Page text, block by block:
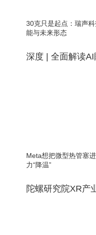
30克只是起点：瑞声
能与未来形态
深度 | 全面解读AI
Meta想把微型热管塞
力“降温”
陀螺研究院XR产